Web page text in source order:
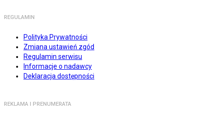
REGULAMIN
Polityka Prywatności
Zmiana ustawień zgód
Regulamin serwisu
Informacje o nadawcy
Deklaracja dostępności
REKLAMA I PRENUMERATA